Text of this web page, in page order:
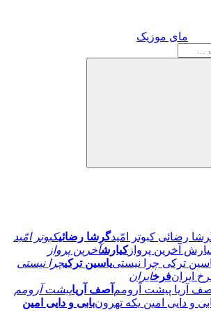
مای موزیک
گرشا رضائی کبوتر امّید
کیارشآخرین پرواز
یاسین ترکیچرا نیستی
فرخ ایران
آصف آریاپیشت آرومم
بابی و دایی امین